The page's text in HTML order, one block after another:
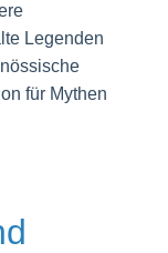
Legenden
für Mythen